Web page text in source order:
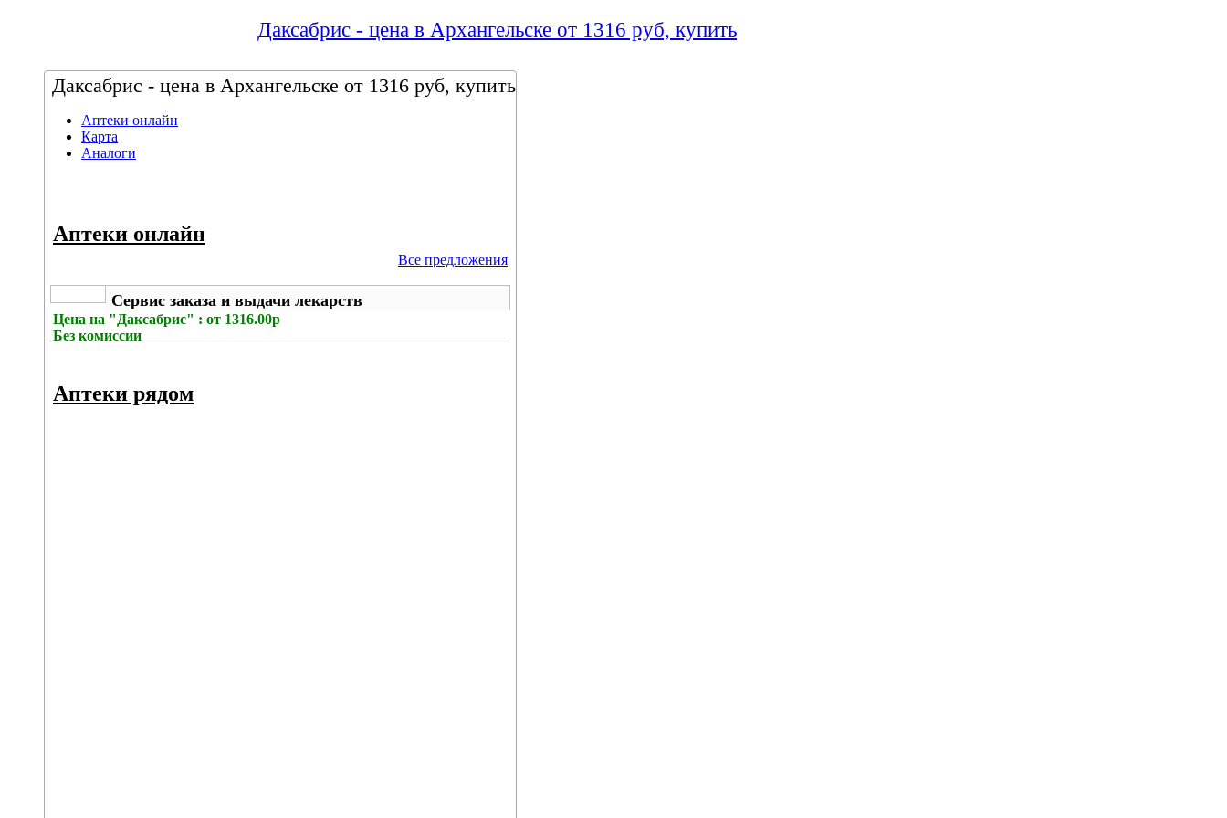
Даксабрис - цена в Архангельске от 1316 руб, купить
Даксабрис - цена в Архангельске от 1316 руб, купить
Аптеки онлайн
Карта
Аналоги
Аптеки онлайн
Все предложения
Сервис заказа и выдачи лекарств
Цена на "Даксабрис" : от 1316.00р
Без комиссии
Аптеки рядом